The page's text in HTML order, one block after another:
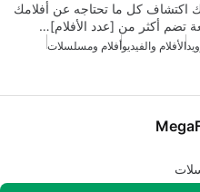
اكتشاف كل ما تحتاجه عن أفلامك
تضم أكثر من [عدد الأفلام]…
الأفلام والفيديوأفلام ومسلسلات